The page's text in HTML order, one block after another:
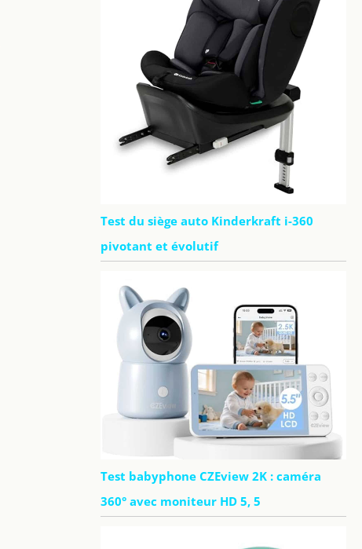
Test du siège auto Kinderkraft i-360
pivotant et évolutif
Test babyphone CZEview 2K : caméra
360° avec moniteur HD 5, 5